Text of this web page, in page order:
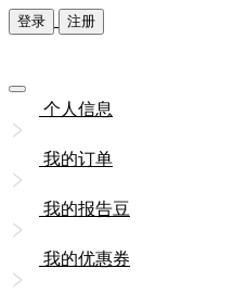
登录 注册
个人信息
我的订单
我的报告豆
我的优惠券